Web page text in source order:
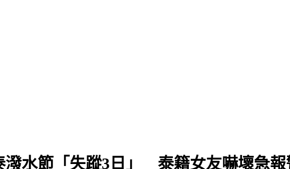
斷路口
潑水節「失蹤3日」 泰籍女友嚇壞急報